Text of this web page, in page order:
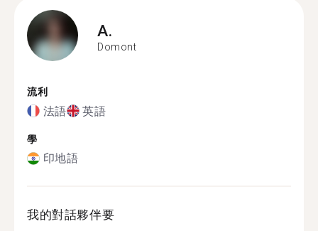
A.
Domont
流利
法語 英語
學
印地語
我的對話夥伴要